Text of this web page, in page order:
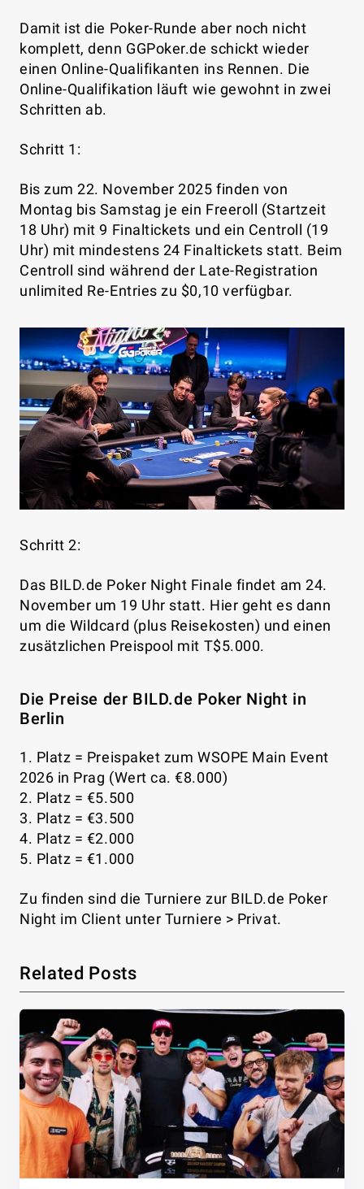
Damit ist die Poker-Runde aber noch nicht
komplett, denn GGPoker.de schickt wieder
einen Online-Qualifikanten ins Rennen. Die
Online-Qualifikation läuft wie gewohnt in zwei
Schritten ab.
Schritt 1:
Bis zum 22. November 2025 finden von
Montag bis Samstag je ein Freeroll (Startzeit
18 Uhr) mit 9 Finaltickets und ein Centroll (19
Uhr) mit mindestens 24 Finaltickets statt. Beim
Centroll sind während der Late-Registration
unlimited Re-Entries zu $0,10 verfügbar.
Schritt 2:
Das BILD.de Poker Night Finale findet am 24.
November um 19 Uhr statt. Hier geht es dann
um die Wildcard (plus Reisekosten) und einen
zusätzlichen Preispool mit T$5.000.
Die Preise der BILD.de Poker Night in
Berlin
1. Platz = Preispaket zum WSOPE Main Event
2026 in Prag (Wert ca. €8.000)
2. Platz = €5.500
3. Platz = €3.500
4. Platz = €2.000
5. Platz = €1.000
Zu finden sind die Turniere zur BILD.de Poker
Night im Client unter Turniere > Privat.
Related Posts